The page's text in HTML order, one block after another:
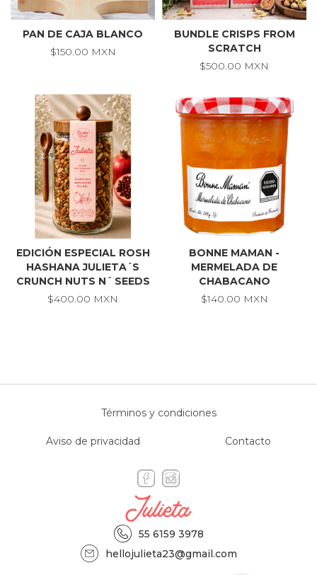
PAN DE CAJA BLANCO
$150.00 MXN
BUNDLE CRISPS FROM
SCRATCH
$500.00 MXN
EDICIÓN ESPECIAL ROSH
HASHANA JULIETA´S
CRUNCH NUTS N´ SEEDS
$400.00 MXN
BONNE MAMAN -
MERMELADA DE
CHABACANO
$140.00 MXN
Términos y condiciones
Aviso de privacidad Contacto
55 6159 3978
hellojulieta23@gmail.com